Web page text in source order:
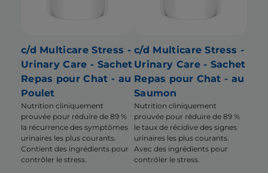
c/d Multicare Stress -
Urinary Care - Sachet
Repas pour Chat - au
Poulet
Nutrition cliniquement
prouvée pour réduire de 89 %
la récurrence des symptômes
urinaires les plus courants.
Contient des ingrédients pour
contrôler le stress.
c/d Multicare Stress -
Urinary Care - Sachet
Repas pour Chat - au
Saumon
Nutrition cliniquement
prouvée pour réduire de 89 %
le taux de récidive des signes
urinaires les plus courants.
Avec des ingrédients pour
contrôler le stress.